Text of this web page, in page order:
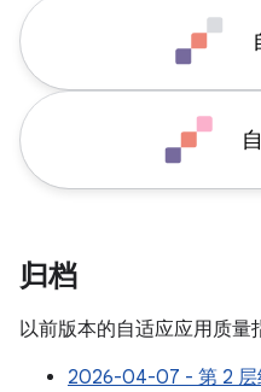
归档
以前版本的自适应应用质量
2026-04-07 - 第 2 层